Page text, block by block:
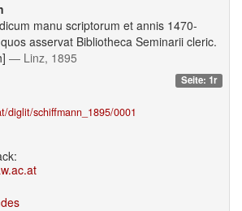
manu scriptorum et annis 1470-
asservat Bibliotheca Seminarii cleric.
— Linz, 1895
Seite: 1r
diglit/schiffmann_1895/0001